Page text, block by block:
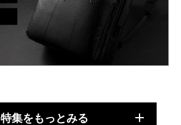
特集をもっとみる